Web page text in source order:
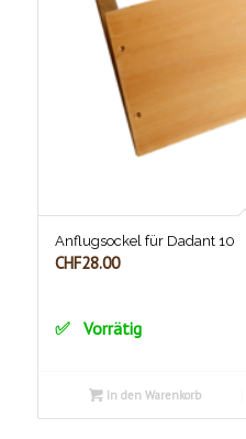
Anflugsockel für Dadant 10
CHF28.00
Vorrätig
In den Warenkorb